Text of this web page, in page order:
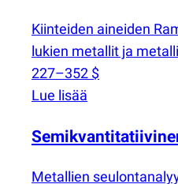
Kiinteiden aineiden
lukien metallit ja
227–352 $
Lue lisää
Metallien